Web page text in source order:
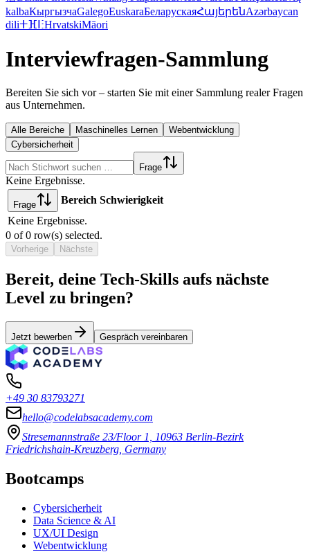
kalbaКыргызчаGalegoEuskaraБеларускаяՀայերենAzərbaycan
diliⵜⴼⵏⵗHrvatskiMāori
Interviewfragen-Sammlung
Bereiten Sie sich vor – starten Sie mit einer Sammlung realer Fragen
aus Unternehmen.
Alle Bereiche Maschinelles Lernen
Webentwicklung
Cybersicherheit
Frage
Keine Ergebnisse.
Frage Bereich Schwierigkeit
Keine Ergebnisse.
0 of 0 row(s) selected.
Vorherige Nächste
Bereit, deine Tech-Skills aufs nächste
Level zu bringen?
Jetzt bewerben Gespräch vereinbaren
+49 30 83793271
hello@codelabsacademy.com
Stresemannstraße 23/Floor 1, 10963 Berlin-Bezirk
Friedrichshain-Kreuzberg, Germany
Bootcamps
Cybersicherheit
Data Science & AI
UX/UI Design
Webentwicklung